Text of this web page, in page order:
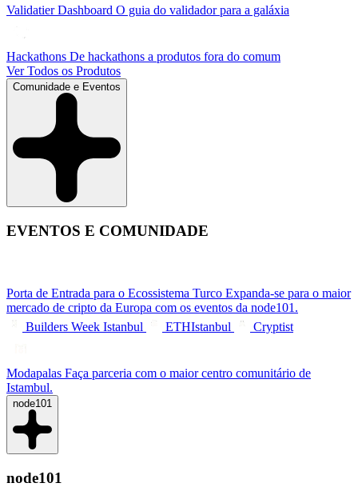
Validatier Dashboard O guia do validador para a galáxia
Hackathons De hackathons a produtos fora do comum
Ver Todos os Produtos
Comunidade e Eventos
EVENTOS E COMUNIDADE
Porta de Entrada para o Ecossistema Turco Expanda-se para o maior
mercado de cripto da Europa com os eventos da node101.
Builders Week Istanbul
ETHIstanbul Cryptist
Modapalas Faça parceria com o maior centro comunitário de
Istambul.
node101
node101